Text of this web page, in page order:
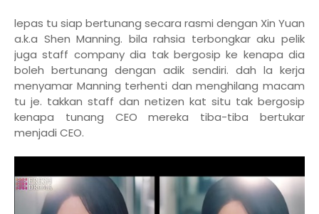
lepas tu siap bertunang secara rasmi dengan Xin Yuan
a.k.a Shen Manning. bila rahsia terbongkar aku pelik
juga staff company dia tak bergosip ke kenapa dia
boleh bertunang dengan adik sendiri. dah la kerja
menyamar Manning terhenti dan menghilang macam
tu je. takkan staff dan netizen kat situ tak bergosip
kenapa tunang CEO mereka tiba-tiba bertukar
menjadi CEO.